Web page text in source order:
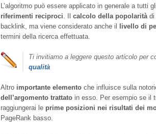
L’algoritmo può essere applicato in generale a tutti
riferimenti reciproci. Il calcolo della popolaritàdi
backlink, ma viene considerato anche il
livello di
termini della ricerca effettuata.
Ti invitiamo a leggere questo articolo per
qualità
Altro importante elemento che influisce sulla
dell’argomento trattato in esso. Per esempio se il
raggiungerai le prime posizioni nei risultati dei
PageRank basso.